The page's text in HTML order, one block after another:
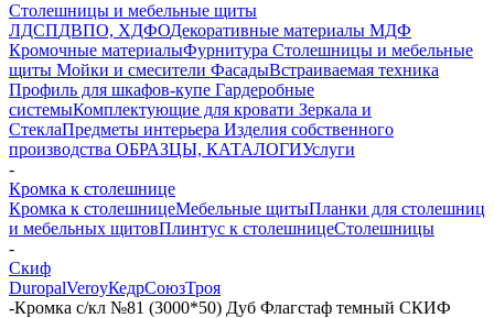
Столешницы и мебельные щиты
ЛДСПДВПО, ХДФОДекоративные материалы МДФ
Кромочные материалыФурнитура Столешницы и мебельные
щиты Мойки и смесители ФасадыВстраиваемая техника
Профиль для шкафов-купе Гардеробные
системыКомплектующие для кровати Зеркала и
СтеклаПредметы интерьера Изделия собственного
производства ОБРАЗЦЫ, КАТАЛОГИУслуги
-
Кромка к столешнице
Кромка к столешницеМебельные щитыПланки для столешниц
и мебельных щитовПлинтус к столешницеСтолешницы
-
Скиф
DuropalVeroyКедрСоюзТроя
-Кромка с/кл №81 (3000*50) Дуб Флагстаф темный СКИФ